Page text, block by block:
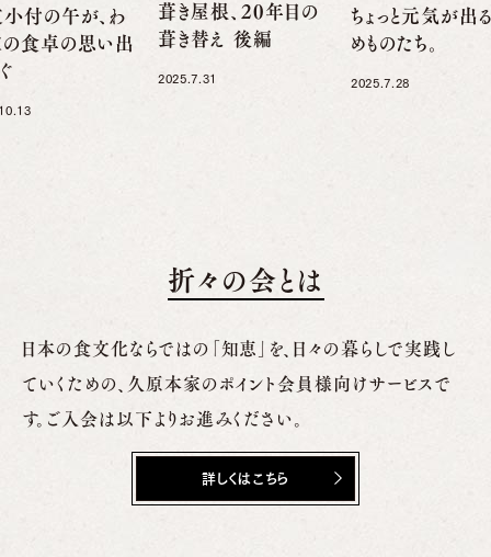
付の午が、わ
食卓の思い出
葺き屋根、20年目の
葺き替え 後編
2025.7.31
ちょっと元気が出
めものたち。
2025.7.28
折々の会とは
日本の食文化ならではの「知恵」を、日々の暮らしで実践し
ていくための、
久原本家のポイント会員様向けサービスで
す。ご入会は以下よりお進みください。
詳しくはこちら